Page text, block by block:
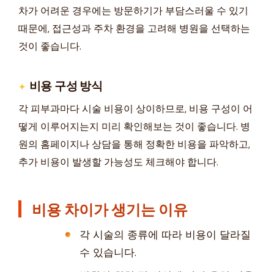
차가 어려운 경우에는 방문하기가 부담스러울 수 있기
때문에, 접근성과 주차 환경을 고려해 병원을 선택하는
것이 좋습니다.
비용 구성 방식
각 피부과마다 시술 비용이 상이하므로, 비용 구성이 어
떻게 이루어지는지 미리 확인해보는 것이 좋습니다. 병
원의 홈페이지나 상담을 통해 정확한 비용을 파악하고,
추가 비용이 발생할 가능성도 체크해야 합니다.
비용 차이가 생기는 이유
각 시술의 종류에 따라 비용이 달라질
수 있습니다.